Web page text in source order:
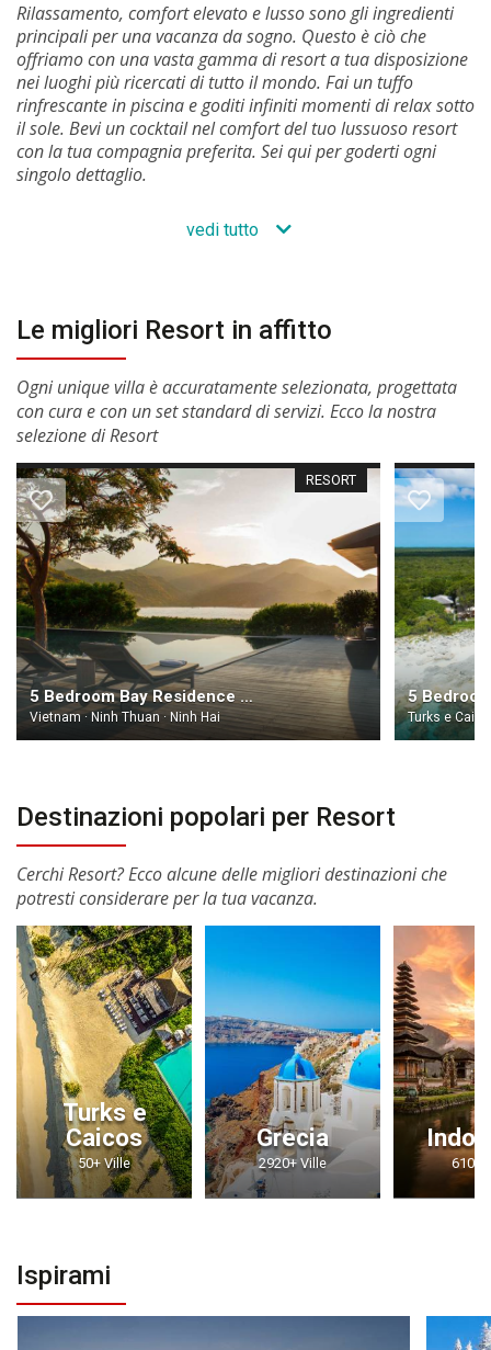
Rilassamento, comfort elevato e lusso sono gli ingredienti
principali per una vacanza da sogno. Questo è ciò che
offriamo con una vasta gamma di resort a tua disposizione
nei luoghi più ricercati di tutto il mondo. Fai un tuffo
rinfrescante in piscina e goditi infiniti momenti di relax sotto
il sole. Bevi un cocktail nel comfort del tuo lussuoso resort
con la tua compagnia preferita. Sei qui per goderti ogni
singolo dettaglio.
vedi tutto
Le migliori Resort in affitto
Ogni unique villa è accuratamente selezionata, progettata
con cura e con un set standard di servizi. Ecco la nostra
selezione di Resort
5 Bedroom Bay Residence at Amanoi Resort Vietnam
Vietnam · Ninh Thuan · Ninh Hai
RESORT
Turks e
Destinazioni popolari per Resort
Cerchi Resort? Ecco alcune delle migliori destinazioni che
potresti considerare per la tua vacanza.
Turks e
Caicos
50+ Ville
Grecia
2920+ Ville 610+
Ispirami